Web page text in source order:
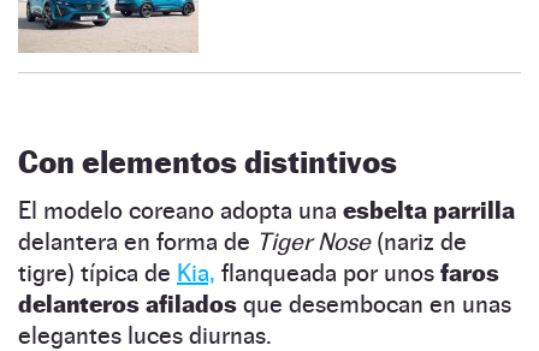
Con elementos distintivos
El modelo coreano adopta una esbelta parrilla
delantera en forma de Tiger Nose(nariz de
tigre) típica de Kia, flanqueada por unos faros
delanteros afilados que desembocan en unas
elegantes luces diurnas.